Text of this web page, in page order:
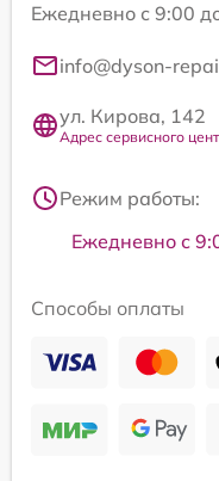
Ежедневно с 9:00
info@dyson-
ул. Кирова, 142
Адрес сервисного
Режим работы:
Ежедневно с
Способы оплаты